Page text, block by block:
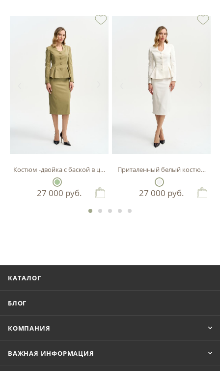
Костюм -двойка с баской в цвете фисташка
27 000 руб.
Приталенный белый костюм-
27 000 руб.
КАТАЛОГ
БЛОГ
КОМПАНИЯ
ВАЖНАЯ ИНФОРМАЦИЯ